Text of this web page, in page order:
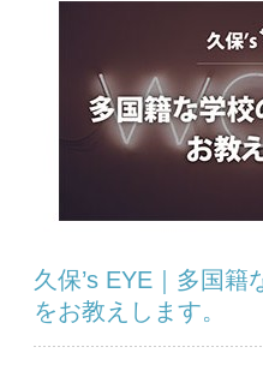
久保’s EYE｜多国籍
をお教えします。